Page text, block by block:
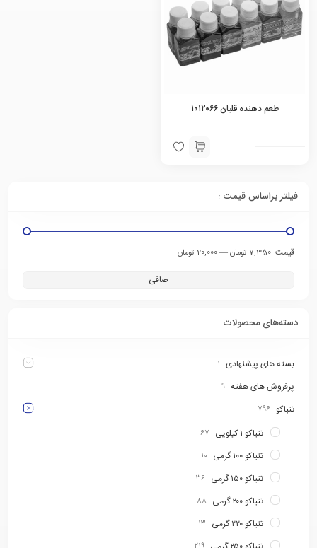
طعم دهنده قلیان ۱۰۱۲۰۶۶
فیلتر براساس قیمت :
صافی
قيمت: 7,350 تومان —20,000 تومان
دسته‌های محصولات
بسته های پیشنهادی ۱
پرفروش های هفته ۹
تنباکو ۷۹۶
تنباکو ۱ کیلویی ۶۷
تنباکو ۱۰۰ گرمی ۱۰
تنباکو ۱۵۰ گرمی ۳۶
تنباکو ۲۰۰ گرمی ۸۸
تنباکو ۲۲۰ گرمی ۱۳